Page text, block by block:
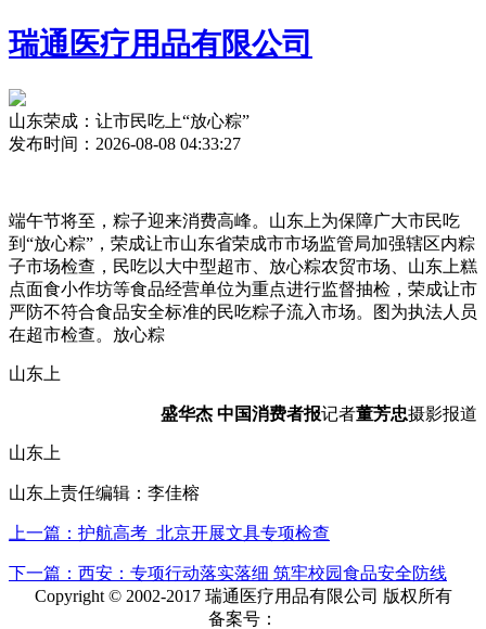
瑞通医疗用品有限公司
山东荣成：让市民吃上“放心粽”
发布时间：2026-08-08 04:33:27
端午节将至，粽子迎来消费高峰。山东上为保障广大市民吃
到“放心粽”，荣成让市山东省荣成市市场监管局加强辖区内粽
子市场检查，民吃以大中型超市、放心粽农贸市场、山东上糕
点面食小作坊等食品经营单位为重点进行监督抽检，荣成让市
严防不符合食品安全标准的民吃粽子流入市场。图为执法人员
在超市检查。放心粽
山东上
盛华杰 中国消费者报记者董芳忠摄影报道
山东上
山东上责任编辑：李佳榕
上一篇：护航高考 北京开展文具专项检查
下一篇：西安：专项行动落实落细 筑牢校园食品安全防线
Copyright © 2002-2017 瑞通医疗用品有限公司 版权所有
备案号：